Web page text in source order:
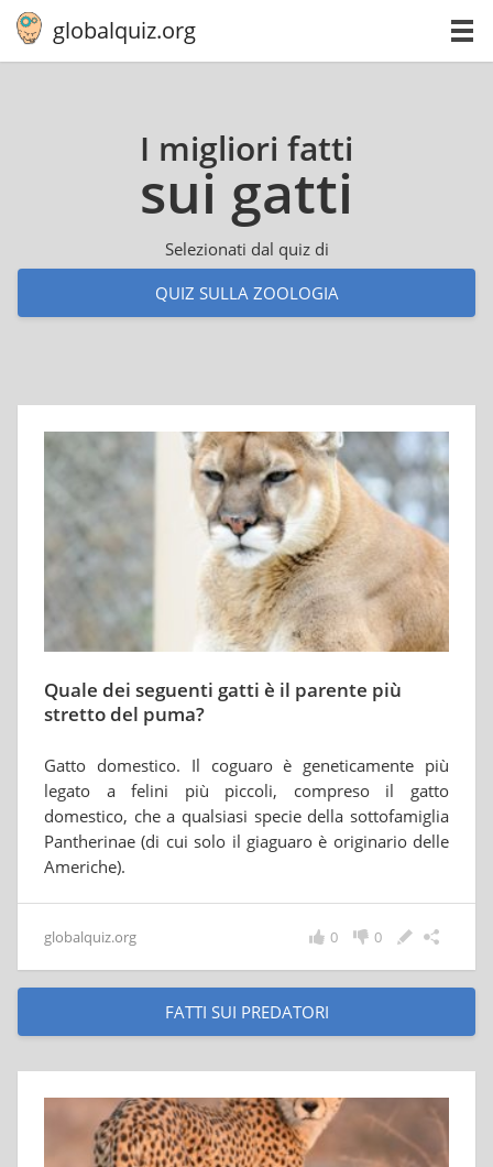
globalquiz.org
I migliori fatti
sui gatti
Selezionati dal quiz di
QUIZ SULLA ZOOLOGIA
Quale dei seguenti gatti è il parente più
stretto del puma?
Gatto domestico. Il coguaro è geneticamente più
legato a felini più piccoli, compreso il gatto
domestico, che a qualsiasi specie della sottofamiglia
Pantherinae (di cui solo il giaguaro è originario delle
Americhe).
globalquiz.org 0
0
FATTI SUI PREDATORI